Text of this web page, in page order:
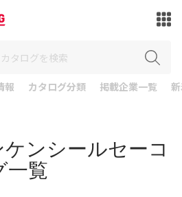
報 カタログ分類 掲載企業一覧
ンシールセーコ
一覧